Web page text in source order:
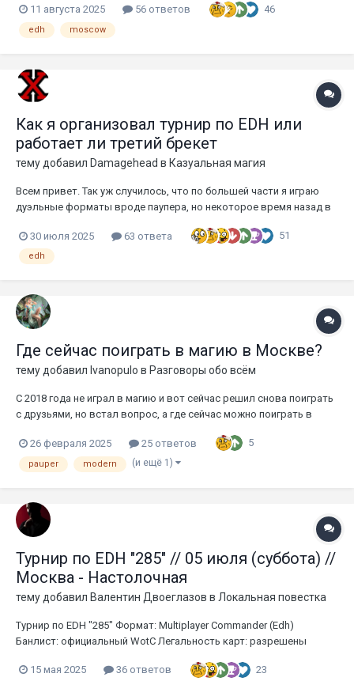
брекету можно посмотреть тут В каждой колоде обязательно не
менее 30 существ выбранного трайба и к...
11 августа 2025 56 ответов 46
edh moscow
Как я организовал турнир по EDH или
работает ли третий брекет
тему добавил Damagehead в Казуальная магия
Всем привет. Так уж случилось, что по большей части я играю
дуэльные форматы вроде паупера, но некоторое время назад в
попробовать взяться за официальные брекеты визардов,
призванные урегулировать силу EDH-колод, и не поиграть по ним,
30 июля 2025 63 ответа 51
edh
Где сейчас поиграть в магию в Москве?
тему добавил Ivanopulo в Разговоры обо всём
С 2018 года не играл в магию и вот сейчас решил снова поиграть
с друзьями, но встал вопрос, а где сейчас можно поиграть в
различные варианты оказалось что в ХГ сейчас только 450р с
человека, а в Единороге я сейчас не знаю как обстоят дела. Н...
26 февраля 2025 25 ответов 5
pauper modern (и ещё 1)
Турнир по EDH "285" // 05 июля (суббота) //
Москва - Настолочная
тему добавил Валентин Двоеглазов в Локальная повестка
Турнир по EDH "285" Формат: Multiplayer Commander (Edh)
Банлист: официальный WotC Легальность карт: разрешены
правил: регулярный, деклисты обязательны (их можно изменить
15 мая 2025 36 ответов 23